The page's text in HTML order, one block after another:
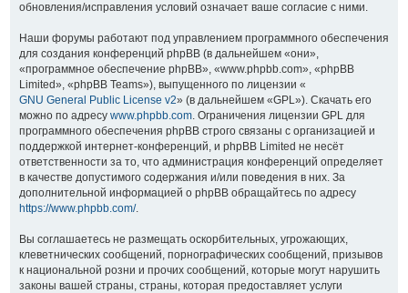
обновления/исправления условий означает ваше согласие с ними.
Наши форумы работают под управлением программного обеспечения
для создания конференций phpBB (в дальнейшем «они»,
«программное обеспечение phpBB», «www.phpbb.com», «phpBB
Limited», «phpBB Teams»), выпущенного по лицензии «
GNU General Public License v2» (в дальнейшем «GPL»). Скачать его
можно по адресу www.phpbb.com. Ограничения лицензии GPL для
программного обеспечения phpBB строго связаны с организацией и
поддержкой интернет-конференций, и phpBB Limited не несёт
ответственности за то, что администрация конференций определяет
в качестве допустимого содержания и/или поведения в них. За
дополнительной информацией о phpBB обращайтесь по адресу
https://www.phpbb.com/.
Вы соглашаетесь не размещать оскорбительных, угрожающих,
клеветнических сообщений, порнографических сообщений, призывов
к национальной розни и прочих сообщений, которые могут нарушить
законы вашей страны, страны, которая предоставляет услуги